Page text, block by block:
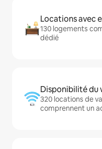
Locations avec
130 logements
dédié
Disponibilité du
320 locations de
comprennent un